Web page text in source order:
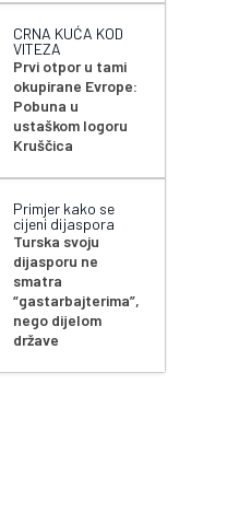
CRNA KUĆA KOD
VITEZA
Prvi otpor u tami
okupirane Evrope:
Pobuna u
ustaškom logoru
Kruščica
Primjer kako se
cijeni dijaspora
Turska svoju
dijasporu ne
smatra
“gastarbajterima”,
nego dijelom
države